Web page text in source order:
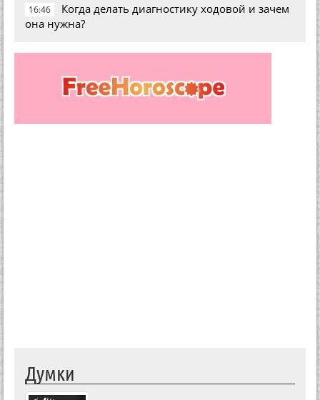
16:46
Когда делать диагностику ходовой и зачем
она нужна?
Думки